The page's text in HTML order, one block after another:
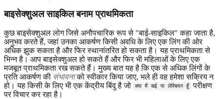
बाइसेक्शुअल साइकिल बनाम प्राथमिकता
कुछ बाइसेक्शुअल लोग जिसे अनौपचारिक रूप से "बाई-साइकिल" कहा जाता है,
अनुभव करते हैं, जहां उनका आकर्षण किसी अवधि के लिए एक लिंग की ओर
अधिक झुक सकता है और फिर स्थानांतरित हो सकता है। यह प्राथमिकता से
भिन्न है। आप बाइसेक्शुअल हो सकते हैं और फिर भी महिलाओं के लिए एक
मजबूत प्राथमिकता रख सकते हैं। मुख्य बात यह है कि एक से अधिक लिंगों के
प्रति आकर्षण की संभावनाको स्वीकार किया जाए, भले ही वह हमेशा सक्रिय न
हो। यह किसी के लिए भी एक केंद्रीय बिंदु है जो
क्या मैं बाई या लेस्बियन हूँ परीक्षण
पर विचार कर रहा है।